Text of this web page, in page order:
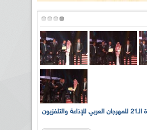
بالصور... الدورة الـ21 للمهرجان العربي للإذاعة والتلفزيون